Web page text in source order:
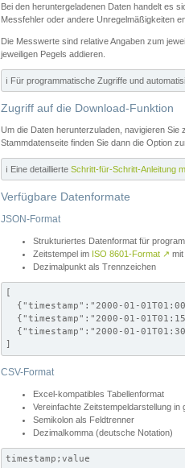
Bei den heruntergeladenen Daten handelt es
Messfehler oder andere Unregelmäßigkeiten
Die Messwerte sind relative Angaben zum
jeweiligen Pegels addieren.
ℹ️ Für programmatische Zugriffe und
Zugriff auf die Download-Funktion
Um die Daten herunterzuladen, navigieren Sie
Stammdatenseite finden Sie dann die Option
ℹ️ Eine detaillierte Schritt-für-Schritt-Anleitung
Verfügbare Datenformate
JSON-Format
Strukturiertes Datenformat für
Zeitstempel im ISO 8601-Format ↗
Dezimalpunkt als Trennzeichen
[
{"timestamp":"2000-01-
{"timestamp":"2000-01-
{"timestamp":"2000-01-
]
CSV-Format
Excel-kompatibles Tabellenformat
Vereinfachte Zeitstempeldarstellung
Semikolon als Feldtrenner
Dezimalkomma (deutsche Notation)
timestamp;value